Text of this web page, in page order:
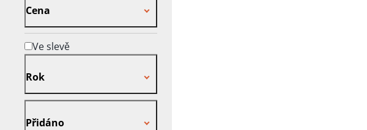
Cena
Ve slevě
Rok
Přidáno